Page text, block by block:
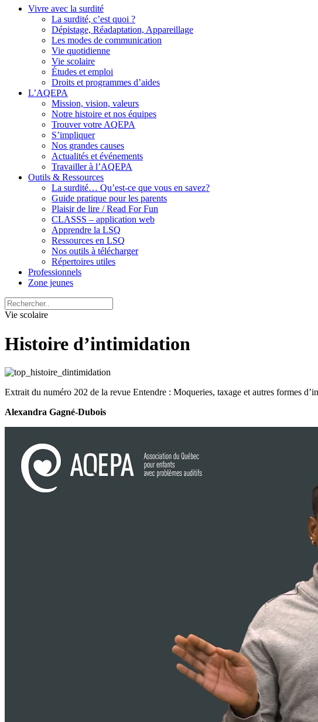
Vivre avec la surdité
La surdité, c’est quoi ?
Dépistage, Réadaptation, Appareillage
Les modes de communication
Vie quotidienne
Vie scolaire
Études et emploi
Droits et programmes d’aides
L’AQEPA
Mission, vision, valeurs
Notre histoire et nos équipes
Trouver votre AQEPA
S’impliquer
Nos grandes causes
Actualités et événements
Travailler à l’AQEPA
Outils & Ressources
La surdité… Qu’est-ce que vous en savez?
Guide pratique pour les parents
Plaisir de lire / Read For Fun
CLASSS – application web
Apprendre la LSQ
Ressources en LSQ
Nos outils à télécharger
Répertoires utiles
Professionnels
Zone jeunes
Vie scolaire
Histoire d’intimidation
Extrait du numéro 202 de la revue Entendre : Moqueries, taxage et autres formes
Alexandra Gagné-Dubois